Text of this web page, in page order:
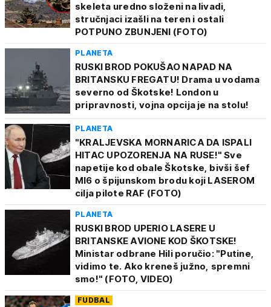
skeleta uredno složeni na livadi,
stručnjaci izašli na teren i ostali
POTPUNO ZBUNJENI (FOTO)
PLANETA
RUSKI BROD POKUŠAO NAPAD NA
BRITANSKU FREGATU! Drama u vodama
severno od Škotske! London u
pripravnosti, vojna opcija je na stolu!
PLANETA
"KRALJEVSKA MORNARICA DA ISPALI
HITAC UPOZORENJA NA RUSE!" Sve
napetije kod obale Škotske, bivši šef
MI6 o špijunskom brodu koji LASEROM
cilja pilote RAF (FOTO)
PLANETA
RUSKI BROD UPERIO LASERE U
BRITANSKE AVIONE KOD ŠKOTSKE!
Ministar odbrane Hili poručio: "Putine,
vidimo te. Ako kreneš južno, spremni
smo!" (FOTO, VIDEO)
FUDBAL